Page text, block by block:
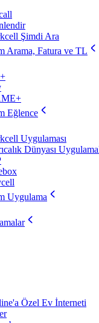
Şimdi Ara
Arama, Fatura ve TL
Eğlence
Uygulaması
Dünyası
Uygulama
Özel Ev İnterneti